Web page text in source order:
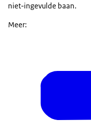
niet-ingevulde baan.
Meer: